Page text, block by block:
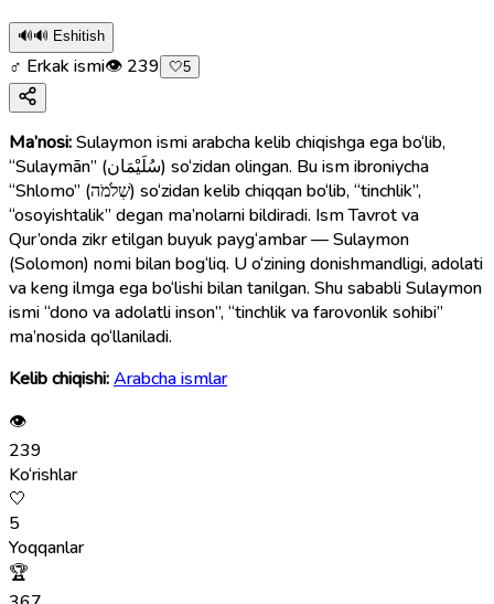
🔊🔊 Eshitish
♂ Erkak ismi👁 239 🤍5
Ma’nosi:Sulaymon ismi arabcha kelib chiqishga ega bo‘lib,
“Sulaymān” (سُلَيْمَان) so‘zidan olingan. Bu ism ibroniycha
“Shlomo” (שְׁלֹמֹה) so‘zidan kelib chiqqan bo‘lib, “tinchlik”,
“osoyishtalik” degan ma’nolarni bildiradi. Ism Tavrot va
Qur’onda zikr etilgan buyuk payg‘ambar — Sulaymon
(Solomon) nomi bilan bog‘liq. U o‘zining donishmandligi, adolati
va keng ilmga ega bo‘lishi bilan tanilgan. Shu sababli Sulaymon
ismi “dono va adolatli inson”, “tinchlik va farovonlik sohibi”
ma’nosida qo‘llaniladi.
Kelib chiqishi:Arabcha ismlar
👁
239
Ko‘rishlar
🤍
5
Yoqqanlar
🏆